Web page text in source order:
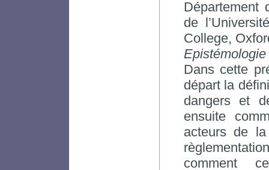
Département
de
College,
Dans cette
départ la
dangers et
ensuite
acteurs de
comment